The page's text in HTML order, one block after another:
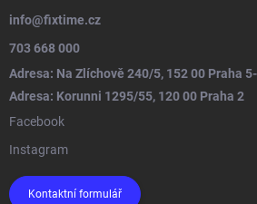
info@fixtime.cz
703 668 000
Adresa: Na Zlíchově 240/5, 152 00 Praha
Adresa: Korunni 1295/55, 120 00 Praha 2
Facebook
Instagram
Kontaktní formulář